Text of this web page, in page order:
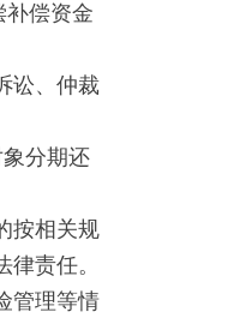
补偿资金
讼、仲裁
分期还
按相关规
责任。
管理等情